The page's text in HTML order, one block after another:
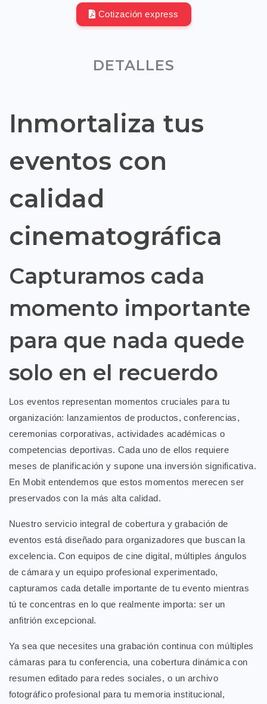
Cotización express
DETALLES
Inmortaliza tus
eventos con
calidad
cinematográfica
Capturamos cada
momento importante
para que nada quede
solo en el recuerdo
Los eventos representan momentos cruciales para tu
organización: lanzamientos de productos, conferencias,
ceremonias corporativas, actividades académicas o
competencias deportivas. Cada uno de ellos requiere
meses de planificación y supone una inversión significativa.
En Mobit entendemos que estos momentos merecen ser
preservados con la más alta calidad.
Nuestro servicio integral de cobertura y grabación de
eventos está diseñado para organizadores que buscan la
excelencia. Con equipos de cine digital, múltiples ángulos
de cámara y un equipo profesional experimentado,
capturamos cada detalle importante de tu evento mientras
tú te concentras en lo que realmente importa: ser un
anfitrión excepcional.
Ya sea que necesites una grabación continua con múltiples
cámaras para tu conferencia, una cobertura dinámica con
resumen editado para redes sociales, o un archivo
fotográfico profesional para tu memoria institucional,